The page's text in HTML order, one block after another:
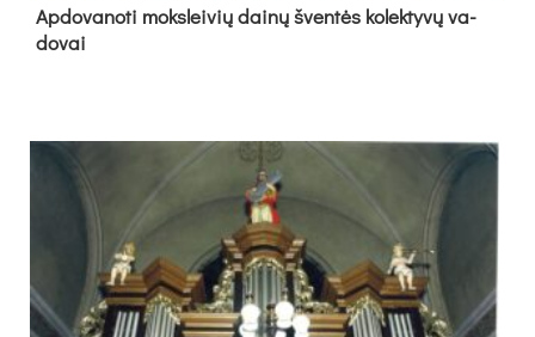
Ap­do­va­no­ti moks­lei­vių dai­nų šven­tės ko­lek­ty­vų va­
do­vai